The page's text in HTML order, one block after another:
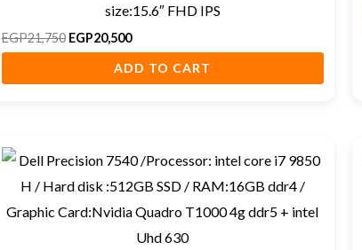
size:15.6″ FHD IPS
EGP21,750 EGP20,500
ADD TO CART